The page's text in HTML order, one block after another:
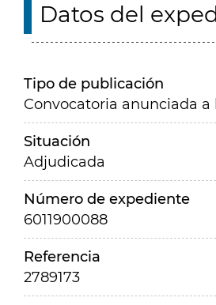
Datos del
Tipo de publicación
Convocatoria anunciada a
Situación
Adjudicada
Número de expediente
6011900088
Referencia
2789173